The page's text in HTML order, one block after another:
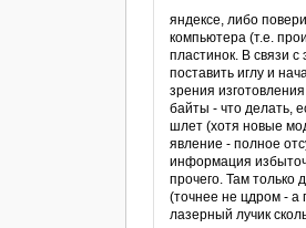
яндексе, либо
компьютера (т.е.
пластинок. В связи
поставить иглу и
зрения
байты - что делать,
шлет (хотя новые
явление - полное
информация
прочего. Там только
(точнее не цдром - а
лазерный лучик